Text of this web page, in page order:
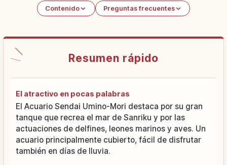
Contenido Preguntas frecuentes
Resumen rápido
El atractivo en pocas palabras
El Acuario Sendai Umino-Mori destaca por su gran
tanque que recrea el mar de Sanriku y por las
actuaciones de delfines, leones marinos y aves. Un
acuario principalmente cubierto, fácil de disfrutar
también en días de lluvia.